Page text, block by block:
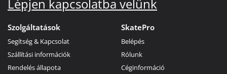
Lépjen kapcsolatba velünk
Szolgáltatások
Segítség & Kapcsolat
Szállítási információk
Rendelés állapota
SkatePro
Belépés
Rólunk
Céginformáció